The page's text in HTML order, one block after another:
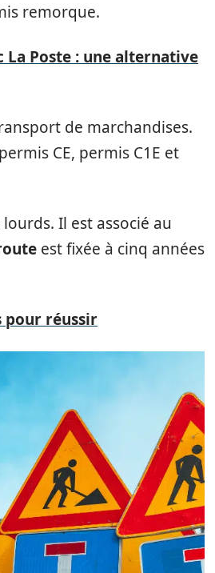
remorque.
La Poste : une alternative
de marchandises.
CE, permis C1E et
Il est associé au
est fixée à cinq années
pour réussir